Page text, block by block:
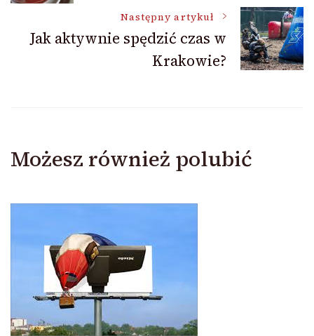
Następny artykuł
Jak aktywnie spędzić czas w
Krakowie?
Możesz również polubić